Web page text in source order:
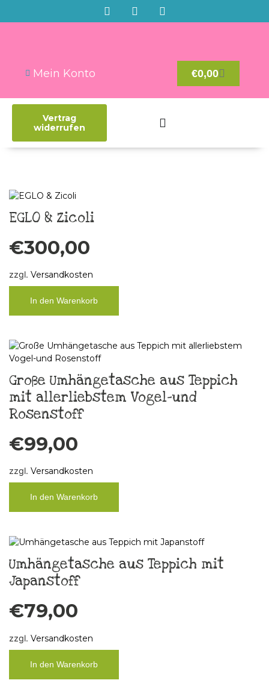
Mein Konto €0,00
Vertrag
widerrufen
EGLO & Zicoli
€300,00
zzgl. Versandkosten
In den Warenkorb
Große Umhängetasche aus Teppich
mit allerliebstem Vogel-und
Rosenstoff
€99,00
zzgl. Versandkosten
In den Warenkorb
Umhängetasche aus Teppich mit
Japanstoff
€79,00
zzgl. Versandkosten
In den Warenkorb